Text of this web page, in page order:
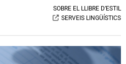
SOBRE EL LLIBRE D’ESTIL
SERVEIS LINGÜÍSTICS